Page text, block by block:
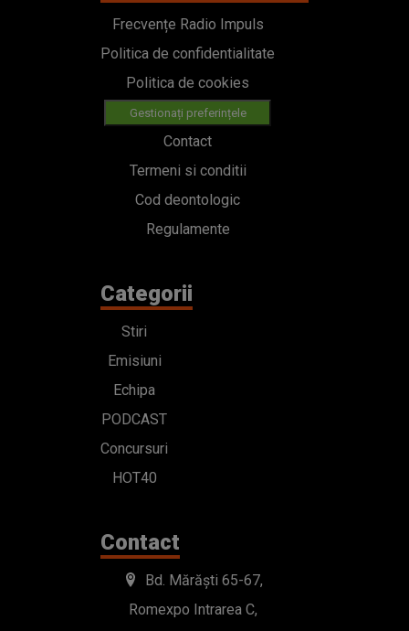
Frecvențe Radio Impuls
Politica de confidentialitate
Politica de cookies
Gestionați preferințele
Contact
Termeni si conditii
Cod deontologic
Regulamente
Categorii
Stiri
Emisiuni
Echipa
PODCAST
Concursuri
HOT40
Contact
Bd. Mărăști 65-67,
Romexpo Intrarea C,